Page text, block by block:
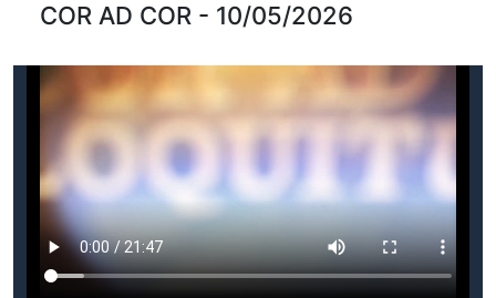
COR AD COR - 10/05/2026